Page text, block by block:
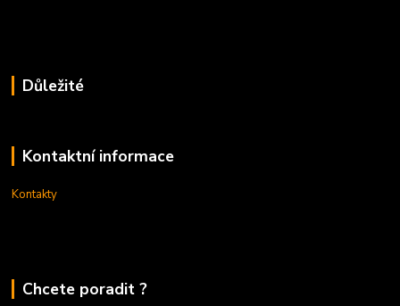
Důležité
Kontaktní informace
Kontakty
Chcete poradit ?